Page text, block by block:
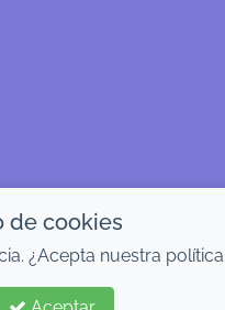
de cookies
¿Acepta nuestra